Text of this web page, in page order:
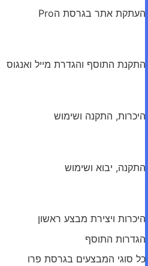
העתקת אתר בגרסת הPro
התקנת התוסף והגדרת מייל ואנגוס
היכרות, התקנה ושימוש
התקנה, יבוא ושימוש
היכרות ויצירת מבצע ראשון
הגדרות התוסף
כל סוגי המבצעים בגרסת פרו